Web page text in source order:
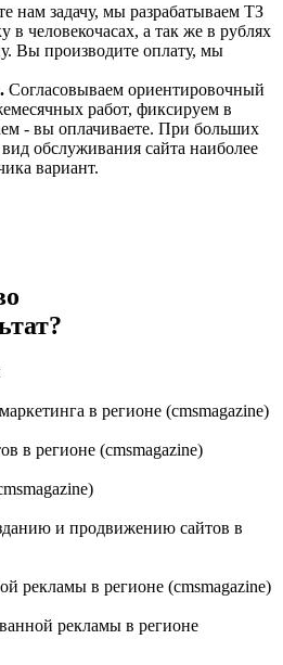
нам задачу, мы разрабатываем ТЗ
в человекочасах, а так же в рублях
Вы производите оплату, мы
Согласовываем ориентировочный
работ, фиксируем в
- вы оплачиваете. При больших
вид обслуживания сайта наиболее
вариант.
в регионе (cmsmagazine)
в регионе (cmsmagazine)
и продвижению сайтов в
рекламы в регионе (cmsmagazine)
рекламы в регионе